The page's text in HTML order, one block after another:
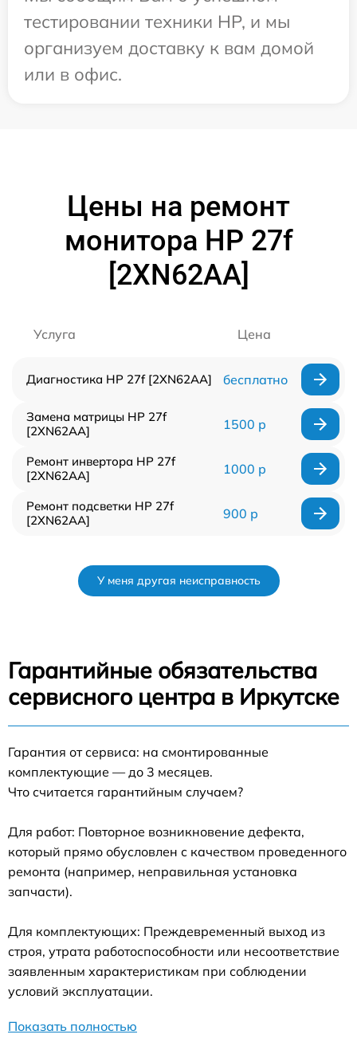
тестировании техники HP, и мы
организуем доставку к вам домой
или в офис.
Цены на ремонт
монитора HP 27f
[2XN62AA]
Услуга Цена
Диагностика HP 27f [2XN62AA] бесплатно
Замена матрицы HP 27f
[2XN62AA]
1500 р
Ремонт инвертора HP 27f
[2XN62AA]
1000 р
Ремонт подсветки HP 27f
[2XN62AA]
900 р
У меня другая неисправность
Гарантийные обязательства
сервисного центра в Иркутске
Гарантия от сервиса: на смонтированные
комплектующие — до 3 месяцев.
Что считается гарантийным случаем?
Для работ: Повторное возникновение дефекта,
который прямо обусловлен с качеством проведенного
ремонта (например, неправильная установка
запчасти).
Для комплектующих: Преждевременный выход из
строя, утрата работоспособности или несоответствие
заявленным характеристикам при соблюдении
условий эксплуатации.
Показать полностью